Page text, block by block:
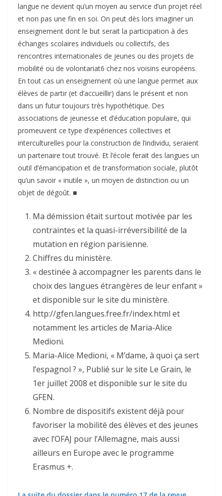
langue ne devient qu’un moyen au service d’un projet réel
et non pas une fin en soi. On peut dès lors imaginer un
enseignement dont le but serait la participation à des
échanges scolaires individuels ou collectifs, des
rencontres internationales de jeunes ou des projets de
mobilité ou de volontariat6 chez nos voisins européens.
En tout cas un ensei­gnement où une langue permet aux
élèves de partir (et d’accueillir) dans le présent et non
dans un futur toujours très hypothétique. Des
associations de jeunesse et d’éducation populaire, qui
promeuvent ce type d’expériences collectives et
interculturelles pour la construction de l’individu, seraient
un partenaire tout trouvé. Et l’école ferait des langues un
outil d’émancipation et de transformation sociale, plutôt
qu’un savoir « inutile », un moyen de distinction ou un
objet de dégoût. ■
Ma démission était surtout motivée par les
contraintes et la quasi-irréversibilité de la
mutation en région parisienne.
Chiffres du ministère.
« destinée à accompagner les parents dans le
choix des langues étrangères de leur enfant »
et disponible sur le site du ministère.
http://gfen.langues.free.fr/index.html et
notamment les articles de Maria-Alice
Medioni.
Maria-Alice Medioni, « M’dame, à quoi ça sert
l’espa­gnol ? », Publié sur le site Le Grain, le
1er juillet 2008 et disponible sur le site du
GFEN.
Nombre de dispositifs existent déjà pour
favoriser la mobilité des élèves et des jeunes
avec l’OFAJ pour l’Alle­magne, mais aussi
ailleurs en Europe avec le programme
Erasmus +.